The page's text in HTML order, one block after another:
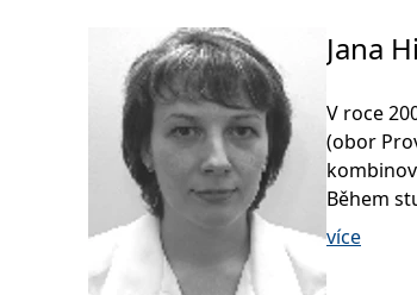
Jana
V roce
(obor
Během
SŠ. V
více